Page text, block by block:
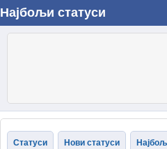
Најбољи статуси
Статуси Нови статуси